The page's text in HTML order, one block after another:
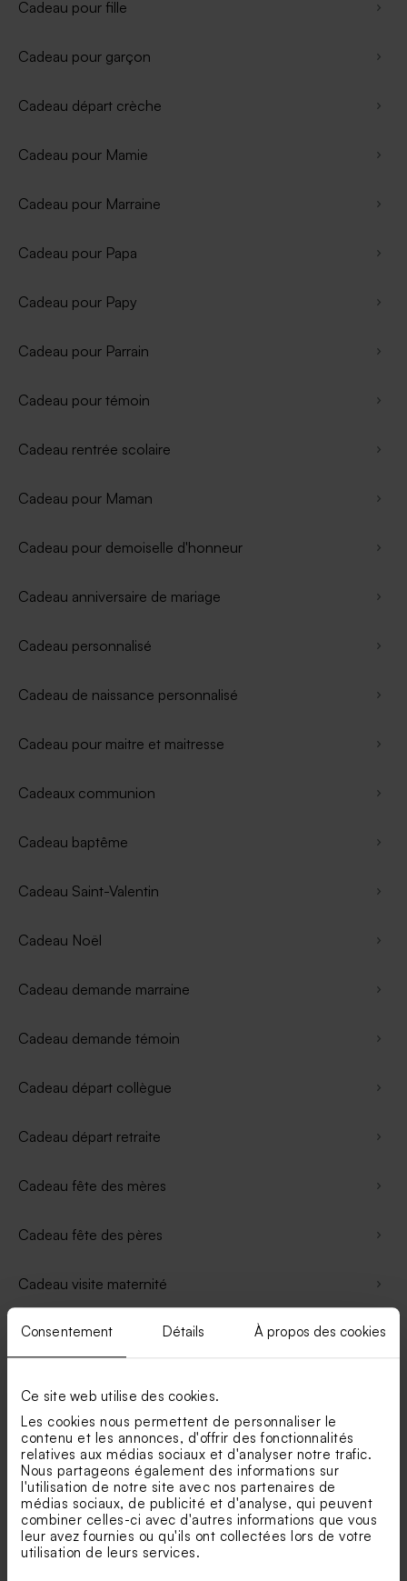
Consentement Détails À propos des cookies
Ce site web utilise des cookies.
Les cookies nous permettent de personnaliser le
contenu et les annonces, d'offrir des fonctionnalités
relatives aux médias sociaux et d'analyser notre trafic.
Nous partageons également des informations sur
l'utilisation de notre site avec nos partenaires de
médias sociaux, de publicité et d'analyse, qui peuvent
combiner celles-ci avec d'autres informations que vous
leur avez fournies ou qu'ils ont collectées lors de votre
utilisation de leurs services.
Cadeau pour fille
Cadeau pour garçon
Cadeau départ crèche
Cadeau pour Mamie
Cadeau pour Marraine
Cadeau pour Papa
Cadeau pour Papy
Cadeau pour Parrain
Cadeau pour témoin
Cadeau rentrée scolaire
Cadeau pour Maman
Cadeau pour demoiselle d'honneur
Cadeau anniversaire de mariage
Cadeau personnalisé
Cadeau de naissance personnalisé
Cadeau pour maitre et maitresse
Cadeaux communion
Cadeau baptême
Cadeau Saint-Valentin
Cadeau Noël
Cadeau demande marraine
Cadeau demande témoin
Cadeau départ collègue
Cadeau départ retraite
Cadeau fête des mères
Cadeau fête des pères
Cadeau visite maternité
Cadeau avec photo
Cadeau demande parrain
Affiche deco
Boite métallique